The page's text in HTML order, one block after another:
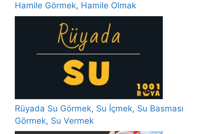
Hamile Görmek, Hamile Olmak
Rüyada Su Görmek, Su İçmek, Su Basması
Görmek, Su Vermek